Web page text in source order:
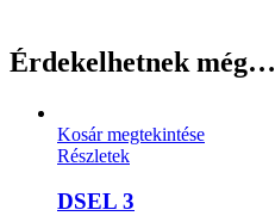
Érdekelhetnek még…
Kosár megtekintése
Részletek
DSEL 3